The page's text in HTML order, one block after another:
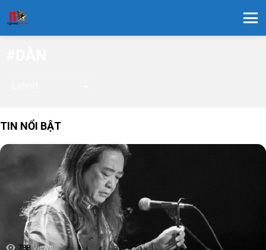
TIN NỔI BẬT
788 Views